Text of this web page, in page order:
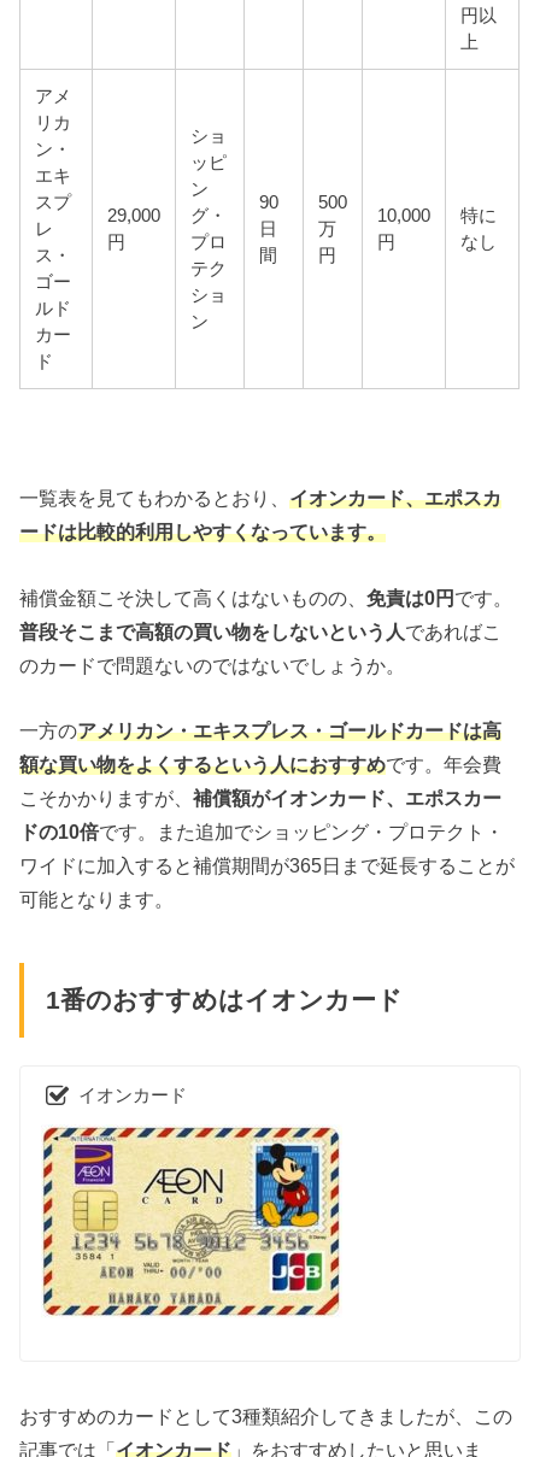
円以
上
アメ
リカ
ン・
エキ
スプ
レ
ス・
ゴー
ルド
カー
ド
29,000
円
ショ
ッピ
ン
グ・
プロ
テク
ショ
ン
90
日
間
500
万
円
10,000
円
特に
なし
一覧表を見てもわかるとおり、イオンカード、エポスカ
ードは比較的利用しやすくなっています。
補償金額こそ決して高くはないものの、免責は0円 です。
普段そこまで高額の買い物をしないという人であればこ
のカードで問題ないのではないでしょうか。
一方のアメリカン・エキスプレス・ゴールドカードは高
額な買い物をよくするという人におすすめです。年会費
こそかかりますが、補償額がイオンカード、エポスカー
ドの10倍です。また追加でショッピング・プロテクト・
ワイドに加入すると補償期間が365日まで延長することが
可能となります。
1番のおすすめはイオンカード
イオンカード
おすすめのカードとして3種類紹介してきましたが、この
記事では「イオンカード 」をおすすめしたいと思いま